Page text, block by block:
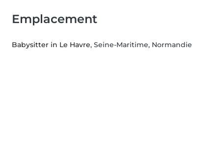
Emplacement
Babysitter in Le Havre, Seine-Maritime, Normandie